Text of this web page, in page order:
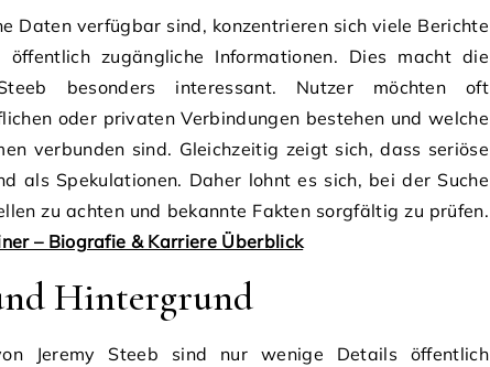
Daten verfügbar sind, konzentrieren sich viele Berichte
zugängliche Informationen. Dies macht die
besonders interessant. Nutzer möchten oft
oder privaten Verbindungen bestehen und welche
verbunden sind. Gleichzeitig zeigt sich, dass seriöse
als Spekulationen. Daher lohnt es sich, bei der Suche
zu achten und bekannte Fakten sorgfältig zu prüfen.
– Biografie & Karriere Überblick
Hintergrund
Jeremy Steeb sind nur wenige Details öffentlich